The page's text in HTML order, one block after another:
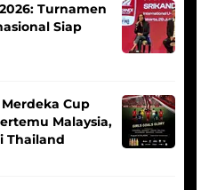
Turnamen
Siap
Cup
Malaysia,
Thailand